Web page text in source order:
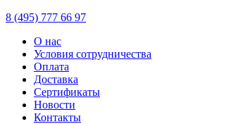
8 (495) 777 66 97
О нас
Условия сотрудничества
Оплата
Доставка
Сертификаты
Новости
Контакты